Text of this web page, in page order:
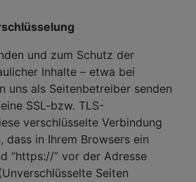
und zum Schutz der
Inhalte – etwa bei
uns als Seitenbetreiber senden
SSL-bzw. TLS-
verschlüsselte Verbindung
dass in Ihrem Browsers ein
“https://” vor der Adresse
Seiten